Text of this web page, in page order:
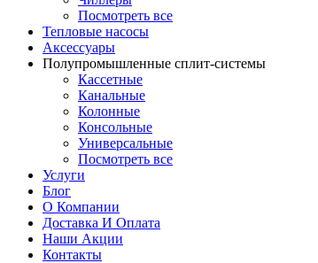
Посмотреть все
Тепловые насосы
Аксессуары
Полупромышленные сплит-системы
Кассетные
Канальные
Колонные
Консольные
Универсальные
Посмотреть все
Услуги
Блог
О Компании
Доставка И Оплата
Наши Акции
Контакты